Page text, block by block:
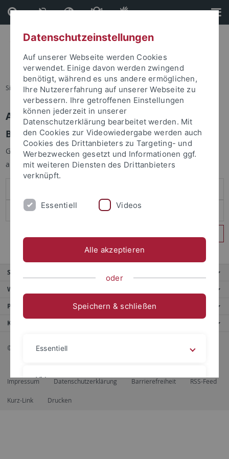
Direkt
zum
Inhalt
Direkt
zur
Fußleiste
Sie sind hier: Startseite
Anmelden
Benutzeranmeldung
Geben Sie Ihren Benutzernamen und Ihr Passwort an um sich
anzumelden:
Service
Weitere Angebote
Portale
Kontaktinfo
© 2026 Eberhard Karls Universität Tübingen, Tübingen
Impressum Datenschutzerklärung Barrierefreiheit RSS-Feed
Kurz-Link Drucken
Datenschutzeinstellungen
Auf unserer Webseite werden Cookies
verwendet. Einige davon werden zwingend
benötigt, während es uns andere ermöglichen,
Ihre Nutzererfahrung auf unserer Webseite zu
verbessern. Ihre getroffenen Einstellungen
können jederzeit in unserer
Datenschutzerklärung bearbeitet werden. Mit
den Cookies zur Videowiedergabe werden auch
Cookies des Drittanbieters zu Targeting- und
Werbezwecken gesetzt und Informationen ggf.
mit weiteren Diensten des Drittanbieters
verknüpft.
Essentiell Videos
Alle akzeptieren
oder
Speichern & schließen
Essentiell
Videos